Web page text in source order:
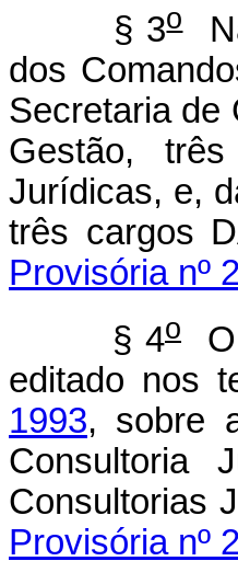
§ 3o
dos
Secretaria de
Gestão,
Jurídicas, e,
três
Provisória nº
§ 4o
O
editado nos
1993, sobre
Consultoria
Provisória nº